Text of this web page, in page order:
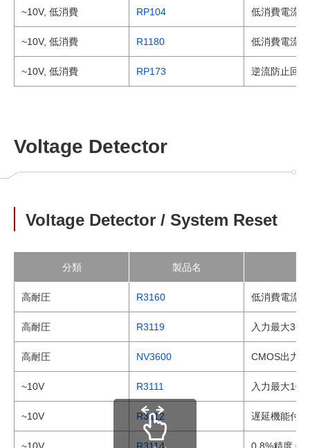
~10V, 低消費 RP104 低消費電流
~10V, 低消費 R1180 低消費電流
~10V, 低消費 RP173 逆流防止回
Voltage Detector
Voltage Detector / System Reset
分類 製品名
高耐圧 R3160 低消費電流
高耐圧 R3119 入力最大
高耐圧 NV3600 CMOS出力
~10V R3111 入力最大
~10V R3112 遅延機能付
~10V R3114 0.8%精度